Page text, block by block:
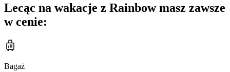
Lecąc na wakacje z Rainbow masz zawsze
w cenie:
Bagaż